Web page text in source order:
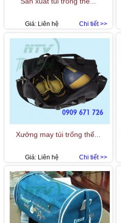
Chi tiết >>
Giá: Liên hệ
Xưởng may túi trống thể...
Chi tiết >>
Giá: Liên hệ